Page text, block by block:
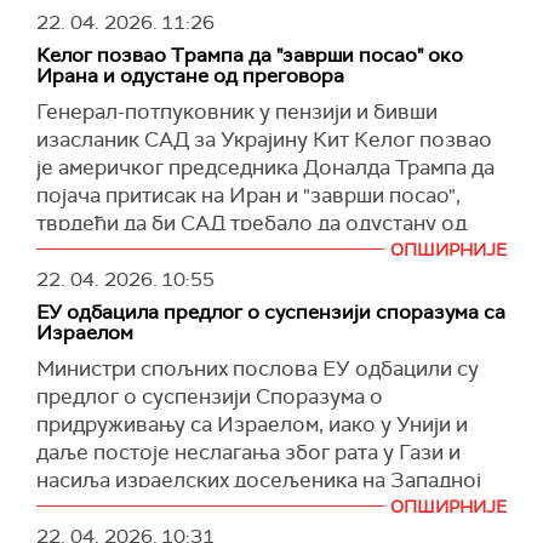
обуставили напади на Израел.
"Спремни смо да у Италији будемо домаћини
разговора између Либана и Израела како би
се постигао позитиван споразум. Радимо на
миру и, понављам, за нас је слобода пловидбе
кроз Ормуз од кључног значаја", закључио је
Тајани.
(Танјуг)
Израела, штете суверенитет и будућност
Либана", изјавио је Сар.
Додао је да Израел "нема никаквих озбиљних
несугласица са Либаном, осим неколико
мањих граничних спорова који могу да се
реше" и да је једина препрека миру и
нормализацији између земаља Хезболах.
(Times of Israel)
Бергото рекао је пред Одбором за одбрану
Доњег дома парламента да је морнарица
спремна да покрене операцију чишћења мина.
Према његовим речима, такве операције могу
да се спроводе само у неконфликтним
ситуацијама, јер су "веома осетљиве" и носе
одређене ризике.
Истакао је да је задатак морнарице да те
ризике сведе на минимум, што се постиже
применом напредних технологија.
(Танјуг)
22. 04. 2026. 11:26
Келог позвао Трампа да "заврши посао" око
Ирана и одустане од преговора
Генерал-потпуковник у пензији и бивши
изасланик САД за Украјину Кит Келог позвао
је америчког председника Доналда Трампа да
појача притисак на Иран и "заврши посао",
тврдећи да би САД требало да одустану од
даљих преговора.
Келог је навео да подржава Трампа да
"направи више проблема" Ирану, укључујући
гађање острва Харк, кључног нафтног
чворишта.
"Сада стварате проблем који покушавају да
реше, а не мислим да могу да га реше јер више
немају руководство које може ово да реши. А
ви сада то контролишете", поручио је Келог.
ОПШИРНИЈЕ
22. 04. 2026. 10:55
ЕУ одбацила предлог о суспензији споразума са
Израелом
Министри спољних послова ЕУ одбацили су
предлог о суспензији Споразума о
придруживању са Израелом, иако у Унији и
даље постоје неслагања због рата у Гази и
насиља израелских досељеника на Западној
обали.
ОПШИРНИЈЕ
22. 04. 2026. 10:31